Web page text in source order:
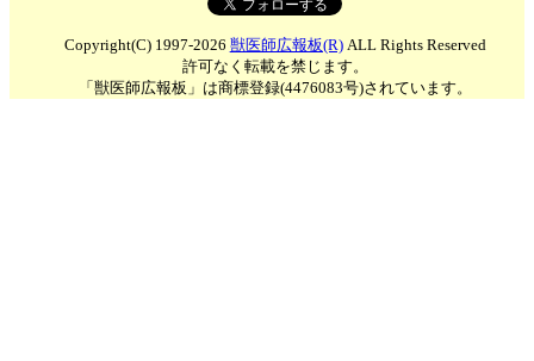
Copyright(C) 1997-2026 獣医師広報板(R)ALL Rights Reserved
許可なく転載を禁じます。
「獣医師広報板」は商標登録(4476083号)されています。